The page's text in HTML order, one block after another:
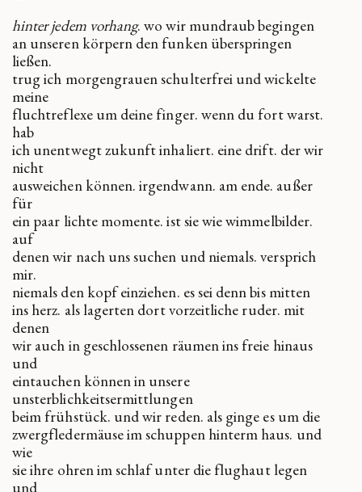
hinter jedem vorhang. wo wir mundraub begingen
an unseren körpern den funken überspringen
ließen.
trug ich morgengrauen schulterfrei und wickelte
meine
fluchtreflexe um deine finger. wenn du fort warst.
hab
ich unentwegt zukunft inhaliert. eine drift. der wir
nicht
ausweichen können. irgendwann. am ende. außer
für
ein paar lichte momente. ist sie wie wimmelbilder.
auf
denen wir nach uns suchen und niemals. versprich
mir.
niemals den kopf einziehen. es sei denn bis mitten
ins herz. als lagerten dort vorzeitliche ruder. mit
denen
wir auch in geschlossenen räumen ins freie hinaus
und
eintauchen können in unsere
unsterblichkeitsermittlungen
beim frühstück. und wir reden. als ginge es um die
zwergfledermäuse im schuppen hinterm haus. und
wie
sie ihre ohren im schlaf unter die flughaut legen
und